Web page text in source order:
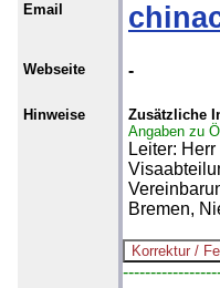
Email
Webseite -
Hinweise
Zusätzliche
Angaben zu
Leiter:
Bremen,